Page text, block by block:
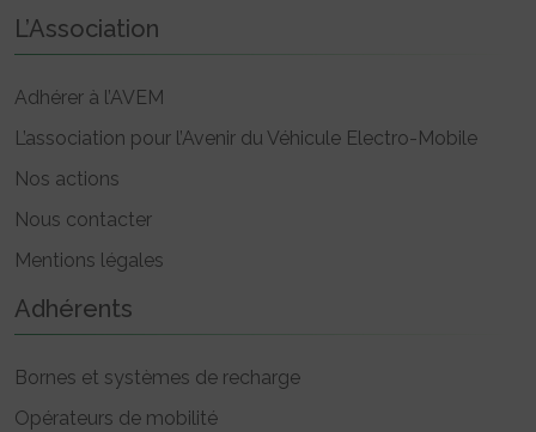
L’Association
Adhérer à l’AVEM
L’association pour l’Avenir du Véhicule Electro-Mobile
Nos actions
Nous contacter
Mentions légales
Adhérents
Bornes et systèmes de recharge
Opérateurs de mobilité